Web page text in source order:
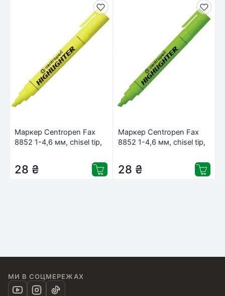
Маркер Centropen Fax
8852 1-4,6 мм, chisel tip,
28 ₴
Маркер Centropen Fax
8852 1-4,6 мм, chisel tip,
28 ₴
МИ В СОЦМЕРЕЖАХ